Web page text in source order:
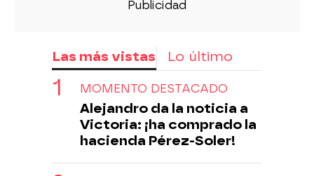
Las más vistas Lo último
MOMENTO DESTACADO
Alejandro da la noticia a
Victoria: ¡ha comprado la
hacienda Pérez-Soler!